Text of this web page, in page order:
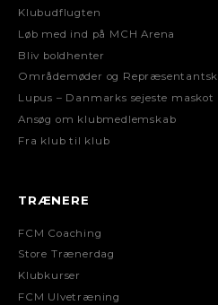
Klubudflugten
Løb med ind på MCH Arena
Bliv boldhenter
Områdemøder og
Lupus – Danmarks sejeste maskot
Ansøg om klubmedlemskab
Fra klub til klub
TRÆNERE
FCM Coaching
Store Trænerdag
Klubkurser
FCM Ulvetræning